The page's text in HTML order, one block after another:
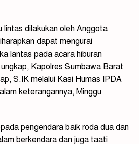
lintas dilakukan oleh Anggota
dapat mengurai
lantas pada acara hiburan
Kapolres Sumbawa Barat
S.IK melalui Kasi Humas IPDA
keterangannya, Minggu
pengendara baik roda dua dan
berkendara dan juga taati